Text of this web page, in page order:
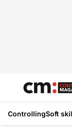
ControllingSoft